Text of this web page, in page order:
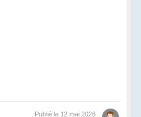
Publié le 12 mai 2026